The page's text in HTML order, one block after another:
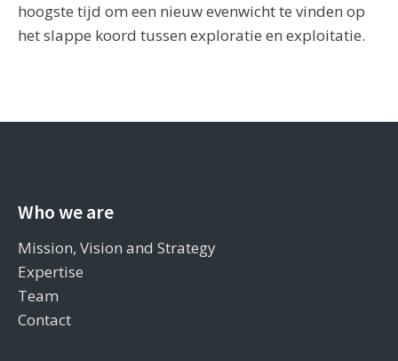
hoogste tijd om een nieuw evenwicht te vinden op
het slappe koord tussen exploratie en exploitatie.
Who we are
Mission, Vision and Strategy
Expertise
Team
Contact